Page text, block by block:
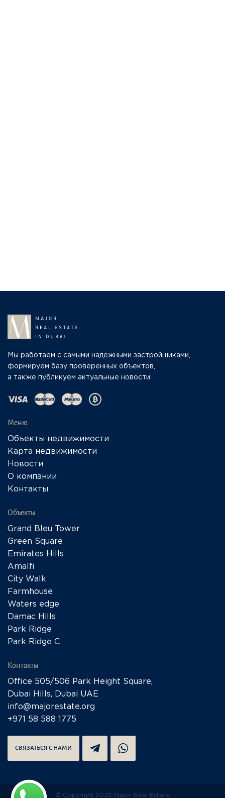
Мы работаем с самыми надежными застройщиками,
формируем базу проверенных объектов,
а также публикуем актуальные новости
Меню
Объекты недвижимости
Карта недвижимости
Новости
О компании
Контакты
Объекты
Grand Bleu Tower
Green Square
Emirates Hills
Amalfi
City Walk
Farmhouse
Waters edge
Damac Hills
Park Ridge
Park Ridge C
Контакты
Office 505/506 Park Height Square,
Dubai Hills, Dubai UAE
info@majorestate.org
+971 58 588 1775
СВЯЗАТЬСЯ С НАМИ
© Copyright 2026 Major Real Estate